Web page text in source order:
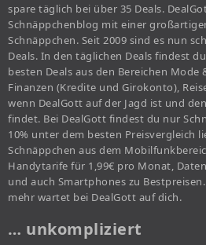
spare täglich bei über 35 Deals.
Schnäppchenblog mit einer
Schnäppchen. Seit 2009 sind es nun
Deals. In den täglichen Deals findest
besten Deals aus den Bereichen
Finanzen (Kredite und Girokonto),
wenn DealGott auf der Jagd ist und
findet. Bei DealGott findest du nur
10% unter dem besten Preisvergleich
Schnäppchen aus dem
Handytarife für 1,99€ pro Monat,
und auch Smartphones zu
mehr wartet bei DealGott auf dich.
… unkompliziert